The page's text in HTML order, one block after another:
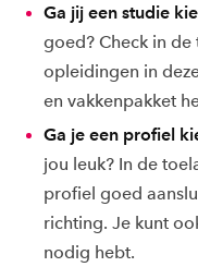
Ga jij een studie
goed? Check in
opleidingen in
en vakkenpakket
Ga je een profiel
jou leuk? In de
profiel goed
richting. Je kunt
nodig hebt.